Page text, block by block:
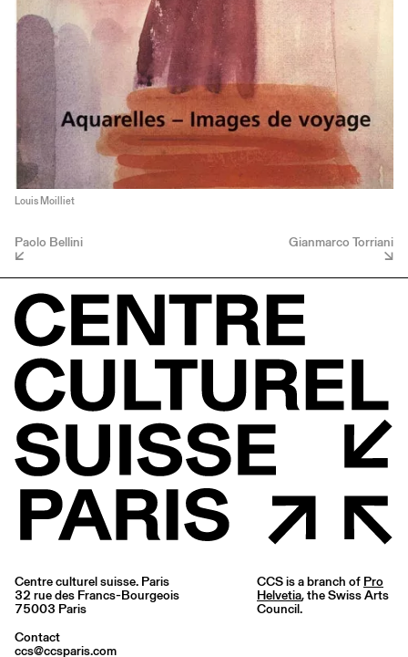
Louis Moilliet
Paolo Bellini Gianmarco Torriani
Centre culturel suisse. Paris
32 rue des Francs-Bourgeois
75003 Paris
Contact
ccs@ccsparis.com
CCS is a branch of Pro
Helvetia, the Swiss Arts
Council.